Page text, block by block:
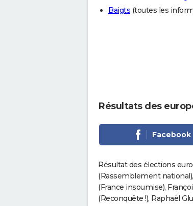
Baigts (toutes les
Résultats des
Facebook
Résultat des élections
(Rassemblement
(France insoumise),
(Reconquête !), Raphaël